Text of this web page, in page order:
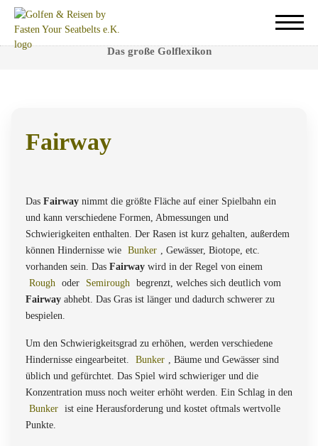
Fairway
Das große Golflexikon
Fairway
Das Fairway nimmt die größte Fläche auf einer Spielbahn ein
und kann verschiedene Formen, Abmessungen und
Schwierigkeiten enthalten. Der Rasen ist kurz gehalten, außerdem
können Hindernisse wie Bunker , Gewässer, Biotope, etc.
vorhanden sein. Das Fairway wird in der Regel von einem
Rough oder Semirough begrenzt, welches sich deutlich vom
Fairway abhebt. Das Gras ist länger und dadurch schwerer zu
bespielen.
Um den Schwierigkeitsgrad zu erhöhen, werden verschiedene
Hindernisse eingearbeitet.
Bunker , Bäume und Gewässer sind
üblich und gefürchtet. Das Spiel wird schwieriger und die
Konzentration muss noch weiter erhöht werden. Ein Schlag in den
Bunker ist eine Herausforderung und kostet oftmals wertvolle
Punkte.